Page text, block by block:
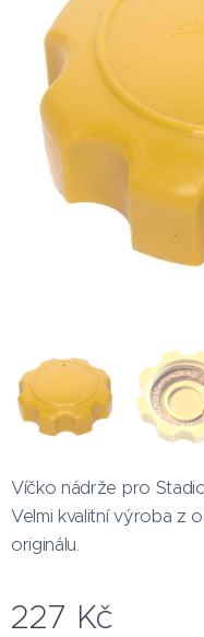
Víčko nádrže pro
Velmi kvalitní výroba z
originálu.
227 Kč